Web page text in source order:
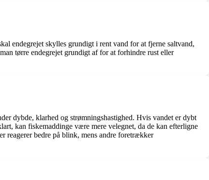
endegrejet skylles grundigt i rent vand for at fjerne saltvand,
tørre endegrejet grundigt af for at forhindre rust eller
dybde, klarhed og strømningshastighed. Hvis vandet er dybt
kan fiskemaddinge være mere velegnet, da de kan efterligne
reagerer bedre på blink, mens andre foretrækker